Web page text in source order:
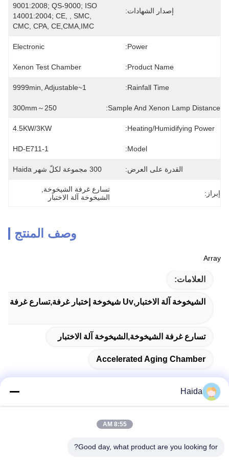
إصدار الشهادات:
9001:2008; QS-9000; ISO
14001:2004; CE, , SMC,
CMC, CPA, CE,CMA,IMC
Power:
Electronic
Product Name:
Xenon Test Chamber
Rainfall Time:
1~9999min, Adjustable
Sample And Xenon Lamp Distance:
250～300mm
Heating/humidifying Power:
4.5KW/3KW
Model:
HD-E711-1
القدرة على العرض: 300 مجموعة لكلّ شهر Haida
إبراز: تسارع غرفة الشيخوخة
الشيخوخة آلة الاختبار
وصف المنتج
Array
العلامات:
الشيخوخة آلة الاختبار,uv شيخوخة إختبار غرفة,تسارع غرفة الشيخوخة
تسارع غرفة الشيخوخة,الشيخوخة آلة الاختبار
Accelerated Aging Chamber
العنوان
Haida
8:55 AM
Good day, what product are you looking for?